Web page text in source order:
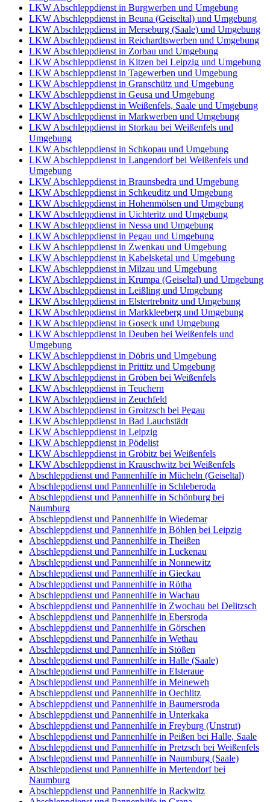
LKW Abschleppdienst in Burgwerben und Umgebung
LKW Abschleppdienst in Beuna (Geiseltal) und Umgebung
LKW Abschleppdienst in Merseburg (Saale) und Umgebung
LKW Abschleppdienst in Reichardtswerben und Umgebung
LKW Abschleppdienst in Zorbau und Umgebung
LKW Abschleppdienst in Kitzen bei Leipzig und Umgebung
LKW Abschleppdienst in Tagewerben und Umgebung
LKW Abschleppdienst in Granschütz und Umgebung
LKW Abschleppdienst in Geusa und Umgebung
LKW Abschleppdienst in Weißenfels, Saale und Umgebung
LKW Abschleppdienst in Markwerben und Umgebung
LKW Abschleppdienst in Storkau bei Weißenfels und
Umgebung
LKW Abschleppdienst in Schkopau und Umgebung
LKW Abschleppdienst in Langendorf bei Weißenfels und
Umgebung
LKW Abschleppdienst in Braunsbedra und Umgebung
LKW Abschleppdienst in Schkeuditz und Umgebung
LKW Abschleppdienst in Hohenmölsen und Umgebung
LKW Abschleppdienst in Uichteritz und Umgebung
LKW Abschleppdienst in Nessa und Umgebung
LKW Abschleppdienst in Pegau und Umgebung
LKW Abschleppdienst in Zwenkau und Umgebung
LKW Abschleppdienst in Kabelsketal und Umgebung
LKW Abschleppdienst in Milzau und Umgebung
LKW Abschleppdienst in Krumpa (Geiseltal) und Umgebung
LKW Abschleppdienst in Leißling und Umgebung
LKW Abschleppdienst in Elstertrebnitz und Umgebung
LKW Abschleppdienst in Markkleeberg und Umgebung
LKW Abschleppdienst in Goseck und Umgebung
LKW Abschleppdienst in Deuben bei Weißenfels und
Umgebung
LKW Abschleppdienst in Döbris und Umgebung
LKW Abschleppdienst in Prittitz und Umgebung
LKW Abschleppdienst in Gröben bei Weißenfels
LKW Abschleppdienst in Teuchern
LKW Abschleppdienst in Zeuchfeld
LKW Abschleppdienst in Groitzsch bei Pegau
LKW Abschleppdienst in Bad Lauchstädt
LKW Abschleppdienst in Leipzig
LKW Abschleppdienst in Pödelist
LKW Abschleppdienst in Gröbitz bei Weißenfels
LKW Abschleppdienst in Krauschwitz bei Weißenfels
Abschleppdienst und Pannenhilfe in Mücheln (Geiseltal)
Abschleppdienst und Pannenhilfe in Schleberoda
Abschleppdienst und Pannenhilfe in Schönburg bei
Naumburg
Abschleppdienst und Pannenhilfe in Wiedemar
Abschleppdienst und Pannenhilfe in Böhlen bei Leipzig
Abschleppdienst und Pannenhilfe in Theißen
Abschleppdienst und Pannenhilfe in Luckenau
Abschleppdienst und Pannenhilfe in Nonnewitz
Abschleppdienst und Pannenhilfe in Gieckau
Abschleppdienst und Pannenhilfe in Rötha
Abschleppdienst und Pannenhilfe in Wachau
Abschleppdienst und Pannenhilfe in Zwochau bei Delitzsch
Abschleppdienst und Pannenhilfe in Ebersroda
Abschleppdienst und Pannenhilfe in Görschen
Abschleppdienst und Pannenhilfe in Wethau
Abschleppdienst und Pannenhilfe in Stößen
Abschleppdienst und Pannenhilfe in Halle (Saale)
Abschleppdienst und Pannenhilfe in Elsteraue
Abschleppdienst und Pannenhilfe in Meineweh
Abschleppdienst und Pannenhilfe in Oechlitz
Abschleppdienst und Pannenhilfe in Baumersroda
Abschleppdienst und Pannenhilfe in Unterkaka
Abschleppdienst und Pannenhilfe in Freyburg (Unstrut)
Abschleppdienst und Pannenhilfe in Peißen bei Halle, Saale
Abschleppdienst und Pannenhilfe in Pretzsch bei Weißenfels
Abschleppdienst und Pannenhilfe in Naumburg (Saale)
Abschleppdienst und Pannenhilfe in Mertendorf bei
Naumburg
Abschleppdienst und Pannenhilfe in Rackwitz